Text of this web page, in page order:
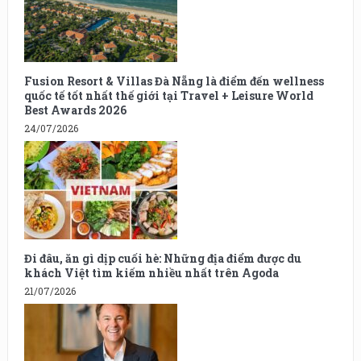
Fusion Resort & Villas Đà Nẵng là điểm đến wellness
quốc tế tốt nhất thế giới tại Travel + Leisure World
Best Awards 2026
24/07/2026
Đi đâu, ăn gì dịp cuối hè: Những địa điểm được du
khách Việt tìm kiếm nhiều nhất trên Agoda
21/07/2026